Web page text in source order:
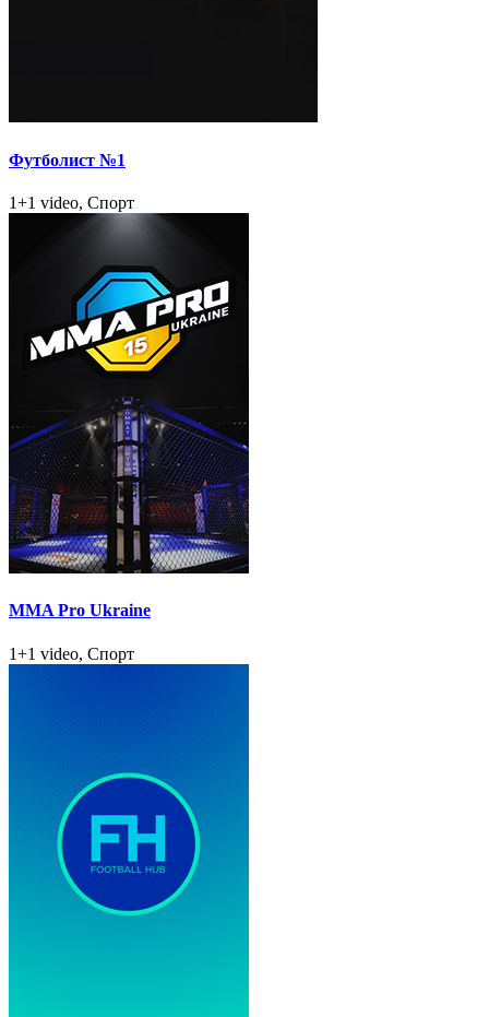
Футболист №1
1+1 video, Спорт
MMA Pro Ukraine
1+1 video, Спорт